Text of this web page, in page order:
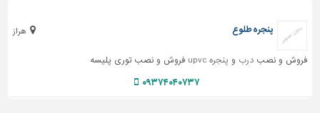
ابزار،یراق
ماشین
هراز پنجره طلوع
فروش و نصبدرب و پنجره upvc فروش و نصب توری پلیسه
۰۹۳۷۴۰۴۰۷۳۷